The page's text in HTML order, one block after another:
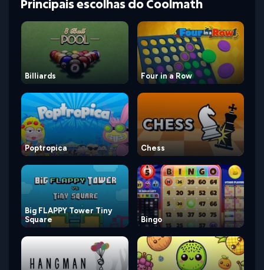
Principais escolhas do Coolmath
Billiards Four in a Row
Poptropica Chess
Big FLAPPY Tower Tiny
Square
Bingo